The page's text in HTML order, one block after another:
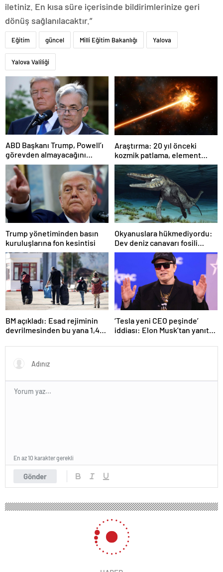
iletiniz. En kısa süre içerisinde bildirimlerinize geri
dönüş sağlanılacaktır.”
Eğitim güncel Milli Eğitim Bakanlığı Yalova
Yalova Valiliği
ABD Başkanı Trump, Powell’ı
görevden almayacağını
söyledi
Araştırma: 20 yıl önceki
kozmik patlama, element
oluşumunda önemli rol
oynuyor
Trump yönetiminden basın
kuruluşlarına fon kesintisi
Okyanuslara hükmediyordu:
Dev deniz canavarı fosili
bulundu
BM açıkladı: Esad rejiminin
devrilmesinden bu yana 1,4
ülkelerine döndü
‘Tesla yeni CEO peşinde’
iddiası: Elon Musk’tan yanıt
Gönder
En az 10 karakter gerekli
AGD Kayseri Şubesi’nden medya ve
manipülasyon konferansı